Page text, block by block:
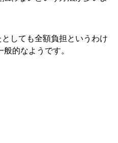
しても全額負担というわけ
的なようです。